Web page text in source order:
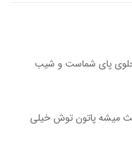
پای شماست و شیب
میشه پاتون توش خیلی